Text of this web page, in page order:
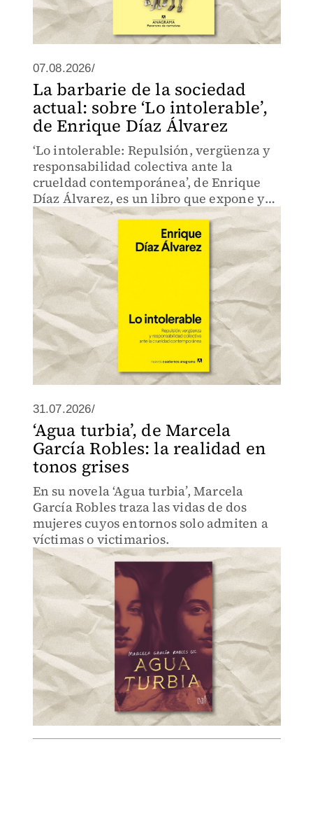
07.08.2026/
La barbarie de la sociedad
actual: sobre ‘Lo intolerable’,
de Enrique Díaz Álvarez
‘Lo intolerable: Repulsión, vergüenza y
responsabilidad colectiva ante la
crueldad contemporánea’, de Enrique
Díaz Álvarez, es un libro que expone y
analiza hechos de represión y violencia.
31.07.2026/
‘Agua turbia’, de Marcela
García Robles: la realidad en
tonos grises
En su novela ‘Agua turbia’, Marcela
García Robles traza las vidas de dos
mujeres cuyos entornos solo admiten a
víctimas o victimarios.